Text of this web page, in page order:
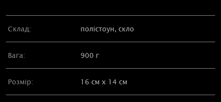
Склад: полістоун, скло
Вага: 900 г
Розмір: 16 см х 14 см